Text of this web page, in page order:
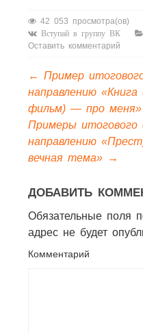
ценностей на
удобства
сочинение
42 053 просмотра(ов)
Вступай в группу ВК
Оставить комментарий
← Пример
направлению «Книга
фильм) — про меня»
Примеры итогового
направлению
вечная тема» →
ДОБАВИТЬ
Обязательные поля
адрес не будет
Комментарий